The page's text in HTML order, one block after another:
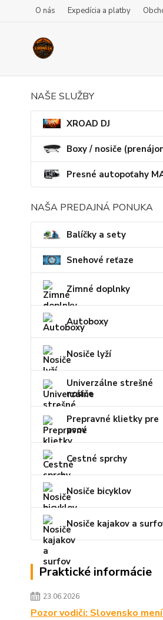
O nás Expedícia a platby
NAŠE SLUŽBY
XROAD DJ
Boxy / nosiče
Presné autopoťahy
NAŠA PREDAJNÁ PONUKA
Balíčky a sety
Snehové reťaze
Zimné doplnky
Autoboxy
Nosiče lyží
Univerzálne strešné
nosiče
Prepravné klietky pre
psov
Cestné sprchy
Nosiče bicyklov
Nosiče kajakov a
Praktické informácie
23.06.2026
Pozor vodiči: Slovensko